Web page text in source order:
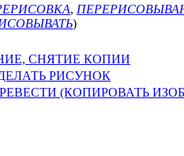
,
)
СНЯТИЕ КОПИИ
РИСУНОК
(КОПИРОВАТЬ